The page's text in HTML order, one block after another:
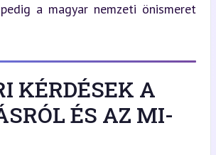
a magyar nemzeti önismeret
KÉRDÉSEK A
ÉS AZ MI-